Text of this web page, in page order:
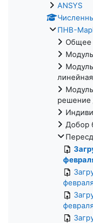
ANSYS
ПНВ-
Общее
решение
Добор